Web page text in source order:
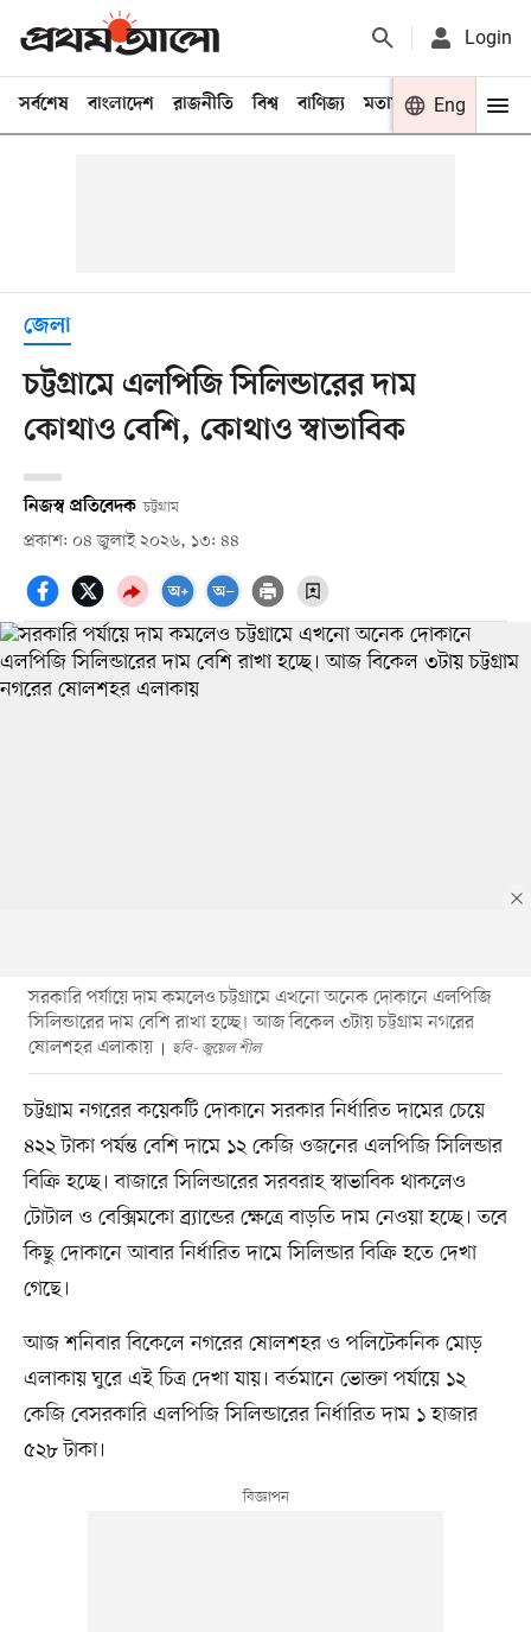
Login
সর্বশেষ বাংলাদেশ রাজনীতি বিশ্ব বাণিজ্য মতামত খেলা
Eng
জেলা
চট্টগ্রামে এলপিজি সিলিন্ডারের দাম
কোথাও বেশি, কোথাও স্বাভাবিক
নিজস্ব প্রতিবেদক চট্টগ্রাম
প্রকাশ: ০৪ জুলাই ২০২৬, ১৩: ৪৪
সরকারি পর্যায়ে দাম কমলেও চট্টগ্রামে এখনো অনেক দোকানে এলপিজি
সিলিন্ডারের দাম বেশি রাখা হচ্ছে। আজ বিকেল ৩টায় চট্টগ্রাম নগরের
ষোলশহর এলাকায়
ছবি- জুয়েল শীল
চট্টগ্রাম নগরের কয়েকটি দোকানে সরকার নির্ধারিত দামের চেয়ে
৪২২ টাকা পর্যন্ত বেশি দামে ১২ কেজি ওজনের এলপিজি সিলিন্ডার
বিক্রি হচ্ছে। বাজারে সিলিন্ডারের সরবরাহ স্বাভাবিক থাকলেও
টোটাল ও বেক্সিমকো ব্র্যান্ডের ক্ষেত্রে বাড়তি দাম নেওয়া হচ্ছে। তবে
কিছু দোকানে আবার নির্ধারিত দামে সিলিন্ডার বিক্রি হতে দেখা
গেছে।
আজ শনিবার বিকেলে নগরের ষোলশহর ও পলিটেকনিক মোড়
এলাকায় ঘুরে এই চিত্র দেখা যায়। বর্তমানে ভোক্তা পর্যায়ে ১২
কেজি বেসরকারি এলপিজি সিলিন্ডারের নির্ধারিত দাম ১ হাজার
৫২৮ টাকা।